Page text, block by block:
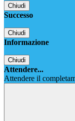
Chiudi
Successo
Chiudi
Informazione
Chiudi
Attendere...
Attendere il